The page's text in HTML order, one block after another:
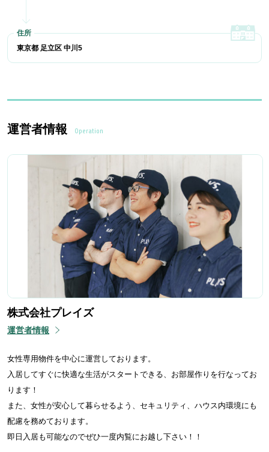
東京都 足立区 中川5
運営者情報 Operation
株式会社プレイズ
運営者情報
女性専用物件を中心に運営しております。
入居してすぐに快適な生活がスタートできる、お部屋作りを行なってお
ります！
また、女性が安心して暮らせるよう、セキュリティ、ハウス内環境にも
配慮を務めております。
即日入居も可能なのでぜひ一度内覧にお越し下さい！！